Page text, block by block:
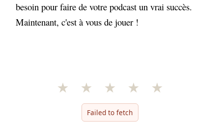
besoin pour faire de votre podcast un vrai succès.
Maintenant, c'est à vous de jouer !
★ ★ ★ ★ ★
Failed to fetch
Juju bot
Gourdon. Je peux répondre à vos
questions sur le SEO et l'intelligence
artificielle en me basant sur le contenu
de son site. Comment puis-je vous aider